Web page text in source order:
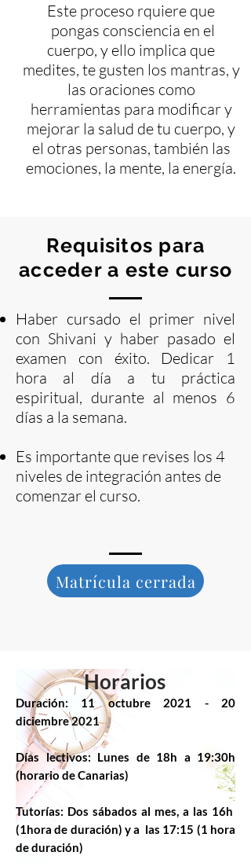
Requisitos para
acceder a este curso
Haber cursado el primer nivel
con Shivani y haber pasado el
examen con éxito. Dedicar 1
hora al día a tu práctica
espiritual, durante al menos 6
días a la semana.
Es importante que revises los 4
niveles de integración antes de
comenzar el curso.
Matrícula cerrada
Este proceso rquiere que
pongas consciencia en el
cuerpo, y ello implica que
medites, te gusten los mantras, y
las oraciones como
herramientas para modificar y
mejorar la salud de tu cuerpo, y
el otras personas, también las
emociones, la mente, la energía.
Duración: 11 octubre 2021 - 20
diciembre 2021
Días lectivos: Lunes de 18h a 19:30h
(horario de Canarias)
Tutorías: Dos sábados al mes, a las 16h
(1hora de duración) y a las 17:15 (1 hora
de duración)
Horarios